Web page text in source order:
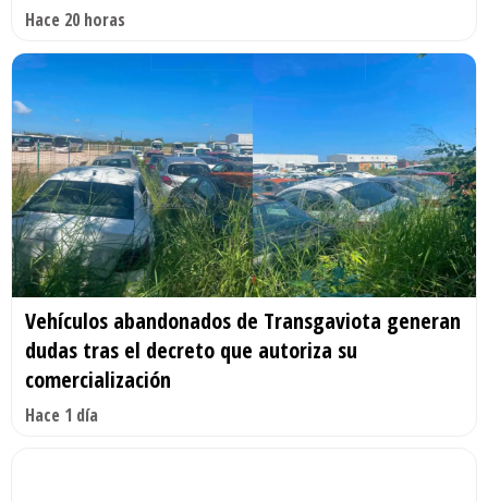
Hace 20 horas
Vehículos abandonados de Transgaviota generan
dudas tras el decreto que autoriza su
comercialización
Hace 1 día